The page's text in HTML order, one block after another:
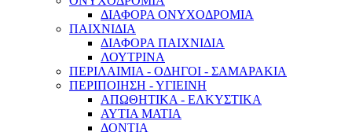
ΔΙΑΦΟΡΑ ΟΝΥΧΟΔΡΟΜΙΑ
ΠΑΙΧΝΙΔΙΑ
ΔΙΑΦΟΡΑ ΠΑΙΧΝΙΔΙΑ
ΛΟΥΤΡΙΝΑ
ΠΕΡΙΛΑΙΜΙΑ - ΟΔΗΓΟΙ - ΣΑΜΑΡΑΚΙΑ
ΠΕΡΙΠΟΙΗΣΗ - ΥΓΙΕΙΝΗ
ΑΠΩΘΗΤΙΚΑ - ΕΛΚΥΣΤΙΚΑ
ΑΥΤΙΑ ΜΑΤΙΑ
ΔΟΝΤΙΑ